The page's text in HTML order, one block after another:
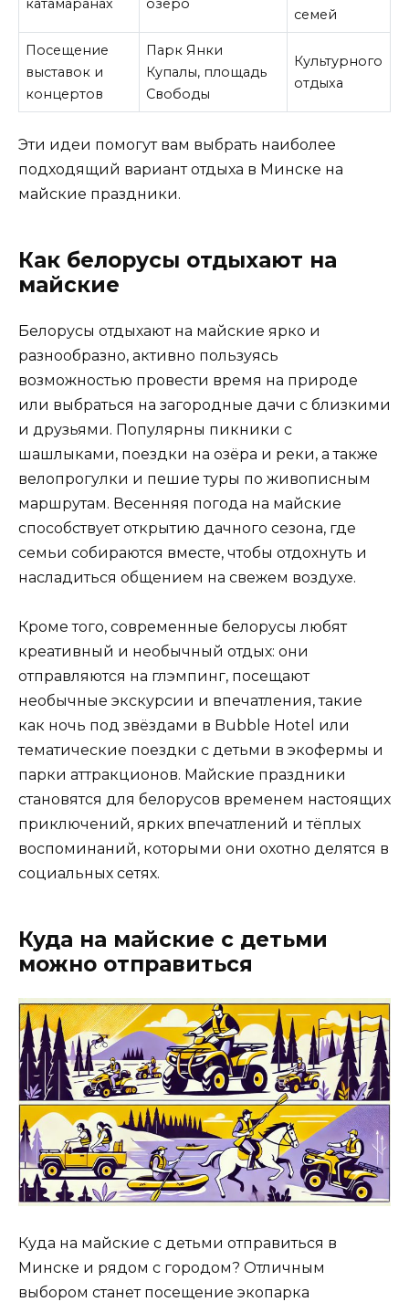
катамаранах озеро
семей
Посещение
выставок и
концертов
Парк Янки
Купалы, площадь
Свободы
Культурного
отдыха
Эти идеи помогут вам выбрать наиболее
подходящий вариант отдыха в Минске на
майские праздники.
Как белорусы отдыхают на
майские
Белорусы отдыхают на майские ярко и
разнообразно, активно пользуясь
возможностью провести время на природе
или выбраться на загородные дачи с близкими
и друзьями. Популярны пикники с
шашлыками, поездки на озёра и реки, а также
велопрогулки и пешие туры по живописным
маршрутам. Весенняя погода на майские
способствует открытию дачного сезона, где
семьи собираются вместе, чтобы отдохнуть и
насладиться общением на свежем воздухе.
Кроме того, современные белорусы любят
креативный и необычный отдых: они
отправляются на глэмпинг, посещают
необычные экскурсии и впечатления, такие
как ночь под звёздами в Bubble Hotel или
тематические поездки с детьми в экофермы и
парки аттракционов. Майские праздники
становятся для белорусов временем настоящих
приключений, ярких впечатлений и тёплых
воспоминаний, которыми они охотно делятся в
социальных сетях.
Куда на майские с детьми
можно отправиться
Куда на майские с детьми отправиться в
Минске и рядом с городом? Отличным
выбором станет посещение экопарка